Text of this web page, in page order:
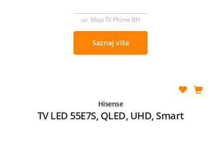
uz Moja TV Phone BH
Saznaj više
Hisense
TV LED 55E7S, QLED, UHD, Smart